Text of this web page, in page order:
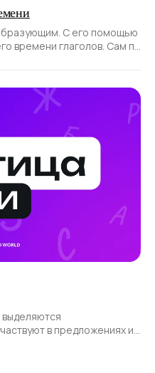
С его помощью
времени глаголов. Сам по
в предложениях и